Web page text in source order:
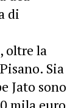
di
oltre la
Sia
Jato sono